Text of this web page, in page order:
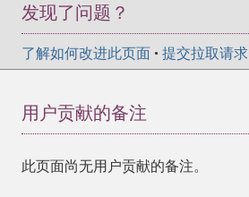
发现了问题？
了解如何改进此页面 • 提交拉取请求
用户贡献的备注
此页面尚无用户贡献的备注。